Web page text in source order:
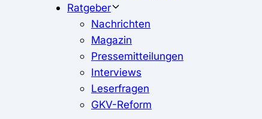
Ratgeber
Nachrichten
Magazin
Pressemitteilungen
Interviews
Leserfragen
GKV-Reform